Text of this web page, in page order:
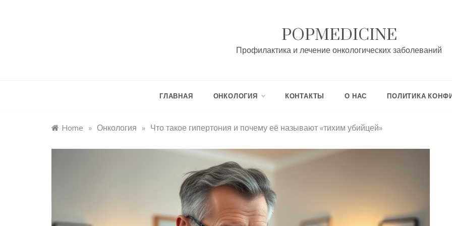
POPMEDICINE
Профилактика и лечение онкологических заболеваний
ГЛАВНАЯ ОНКОЛОГИЯ КОНТАКТЫ О НАС ПОЛИТИКА
Home » Онкология » Что такое гипертония и почему её называют «тихим убийцей»